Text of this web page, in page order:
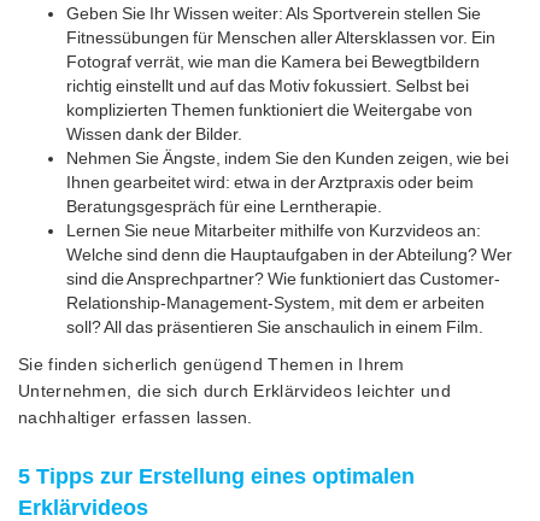
Geben Sie Ihr Wissen weiter: Als Sportverein stellen Sie
Fitnessübungen für Menschen aller Altersklassen vor. Ein
Fotograf verrät, wie man die Kamera bei Bewegtbildern
richtig einstellt und auf das Motiv fokussiert. Selbst bei
komplizierten Themen funktioniert die Weitergabe von
Wissen dank der Bilder.
Nehmen Sie Ängste, indem Sie den Kunden zeigen, wie bei
Ihnen gearbeitet wird: etwa in der Arztpraxis oder beim
Beratungsgespräch für eine Lerntherapie.
Lernen Sie neue Mitarbeiter mithilfe von Kurzvideos an:
Welche sind denn die Hauptaufgaben in der Abteilung? Wer
sind die Ansprechpartner? Wie funktioniert das Customer-
Relationship-Management-System, mit dem er arbeiten
soll? All das präsentieren Sie anschaulich in einem Film.
Sie finden sicherlich genügend Themen in Ihrem
Unternehmen, die sich durch Erklärvideos leichter und
nachhaltiger erfassen lassen.
5 Tipps zur Erstellung eines optimalen
Erklärvideos